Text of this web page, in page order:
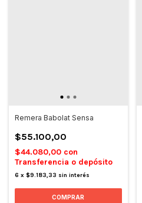
Remera Babolat Sensa
$55.100,00
$44.080,00 con
Transferencia o depósito
6 x $9.183,33 sin interés
COMPRAR